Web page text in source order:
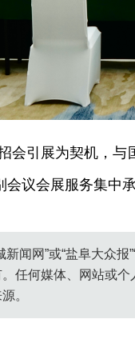
会引展为契机，
议会展服务集中
闻网”或“盐阜大众
任何媒体、网站或
。